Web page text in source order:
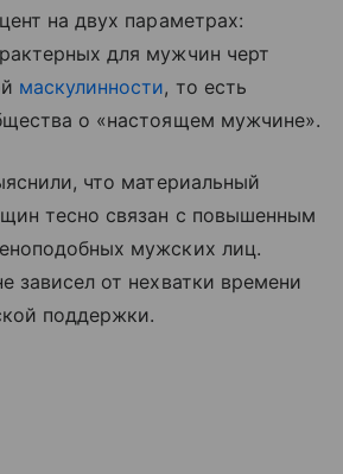
на двух параметрах:
для мужчин черт
маскулинности, то есть
о «настоящем мужчине».
что материальный
тесно связан с повышенным
мужских лиц.
зависел от нехватки времени
поддержки.